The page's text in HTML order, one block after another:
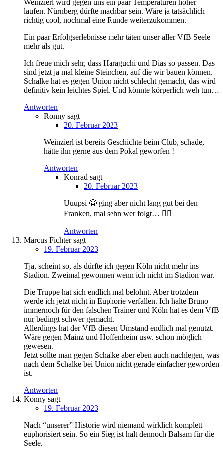
Weinzierl wird gegen uns ein paar Temperaturen höher
laufen. Nürnberg dürfte machbar sein. Wäre ja tatsächlich
richtig cool, nochmal eine Runde weiterzukommen.
Ein paar Erfolgserlebnisse mehr täten unser aller VfB Seele
mehr als gut.
Ich freue mich sehr, dass Haraguchi und Dias so passen. Das
sind jetzt ja mal kleine Steinchen, auf die wir bauen können.
Schalke hat es gegen Union nicht schlecht gemacht, das wird
definitiv kein leichtes Spiel. Und könnte körperlich weh tun…
Antworten
Ronny sagt
20. Februar 2023
Weinzierl ist bereits Geschichte beim Club, schade,
hätte ihn gerne aus dem Pokal geworfen !
Antworten
Konrad sagt
20. Februar 2023
Uuupsi 😬 ging aber nicht lang gut bei den
Franken, mal sehn wer folgt… 😵‍💫
Antworten
Marcus Fichtersagt
19. Februar 2023
Tja, scheint so, als dürfte ich gegen Köln nicht mehr ins
Stadion. Zweimal gewonnen wenn ich nicht im Stadion war.
Die Truppe hat sich endlich mal belohnt. Aber trotzdem
werde ich jetzt nicht in Euphorie verfallen. Ich halte Bruno
immernoch für den falschen Trainer und Köln hat es dem VfB
nur bedingt schwer gemacht.
Allerdings hat der VfB diesen Umstand endlich mal genutzt.
Wäre gegen Mainz und Hoffenheim usw. schon möglich
gewesen.
Jetzt sollte man gegen Schalke aber eben auch nachlegen, was
nach dem Schalke bei Union nicht gerade einfacher geworden
ist.
Antworten
Konny sagt
19. Februar 2023
Nach “unserer” Historie wird niemand wirklich komplett
euphorisiert sein. So ein Sieg ist halt dennoch Balsam für die
Seele.